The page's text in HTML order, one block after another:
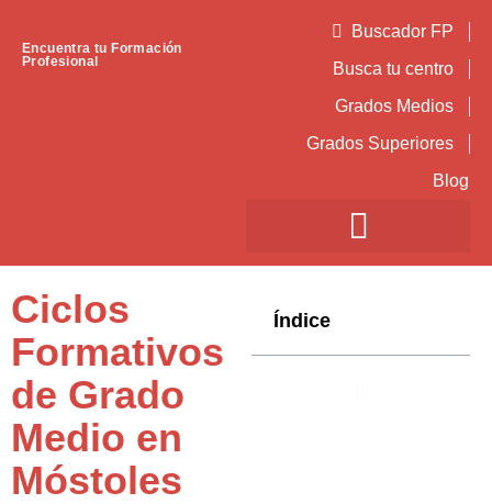
Encuentra tu Formación
Profesional
Buscador FP
Busca tu centro
Grados Medios
Grados Superiores
Blog
Ciclos
Formativos
de Grado
Medio en
Móstoles
Índice